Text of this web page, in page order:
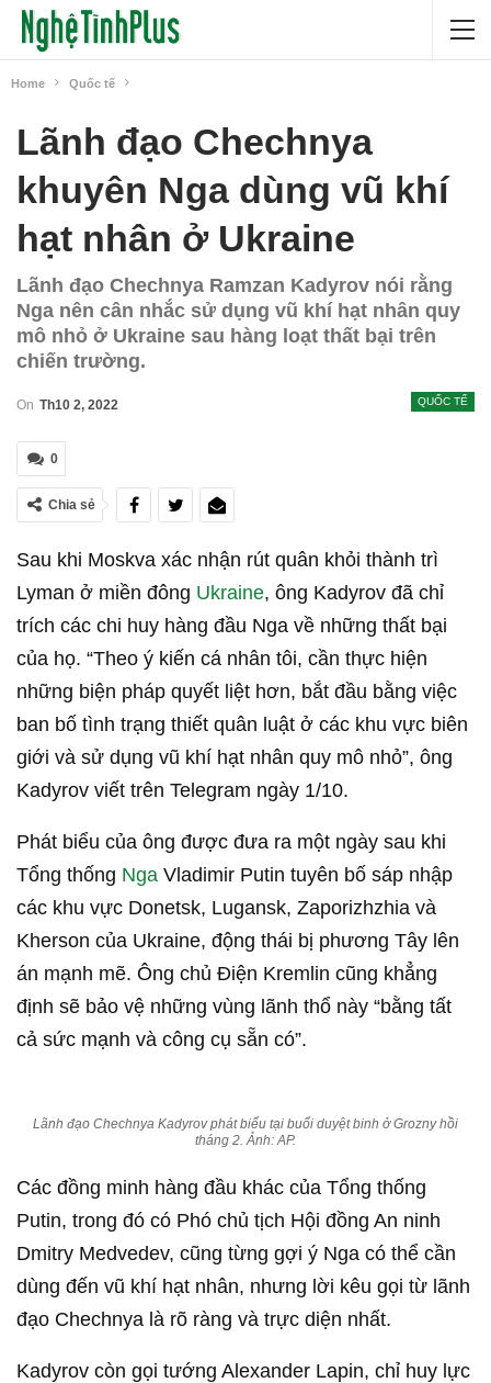
Home Quốc tế
Lãnh đạo Chechnya
khuyên Nga dùng vũ khí
hạt nhân ở Ukraine
Lãnh đạo Chechnya Ramzan Kadyrov nói rằng
Nga nên cân nhắc sử dụng vũ khí hạt nhân quy
mô nhỏ ở Ukraine sau hàng loạt thất bại trên
chiến trường.
QUỐC TẾ
On Th10 2, 2022
0
Chia sẻ
Sau khi Moskva xác nhận rút quân khỏi thành trì
Lyman ở miền đông Ukraine, ông Kadyrov đã chỉ
trích các chi huy hàng đầu Nga về những thất bại
của họ. “Theo ý kiến cá nhân tôi, cần thực hiện
những biện pháp quyết liệt hơn, bắt đầu bằng việc
ban bố tình trạng thiết quân luật ở các khu vực biên
giới và sử dụng vũ khí hạt nhân quy mô nhỏ”, ông
Kadyrov viết trên Telegram ngày 1/10.
Phát biểu của ông được đưa ra một ngày sau khi
Tổng thống Nga Vladimir Putin tuyên bố sáp nhập
các khu vực Donetsk, Lugansk, Zaporizhzhia và
Kherson của Ukraine, động thái bị phương Tây lên
án mạnh mẽ. Ông chủ Điện Kremlin cũng khẳng
định sẽ bảo vệ những vùng lãnh thổ này “bằng tất
cả sức mạnh và công cụ sẵn có”.
Lãnh đạo Chechnya Kadyrov phát biểu tại buổi duyệt binh ở Grozny hồi
tháng 2. Ảnh: AP.
Các đồng minh hàng đầu khác của Tổng thống
Putin, trong đó có Phó chủ tịch Hội đồng An ninh
Dmitry Medvedev, cũng từng gợi ý Nga có thể cần
dùng đến vũ khí hạt nhân, nhưng lời kêu gọi từ lãnh
đạo Chechnya là rõ ràng và trực diện nhất.
Kadyrov còn gọi tướng Alexander Lapin, chỉ huy lực